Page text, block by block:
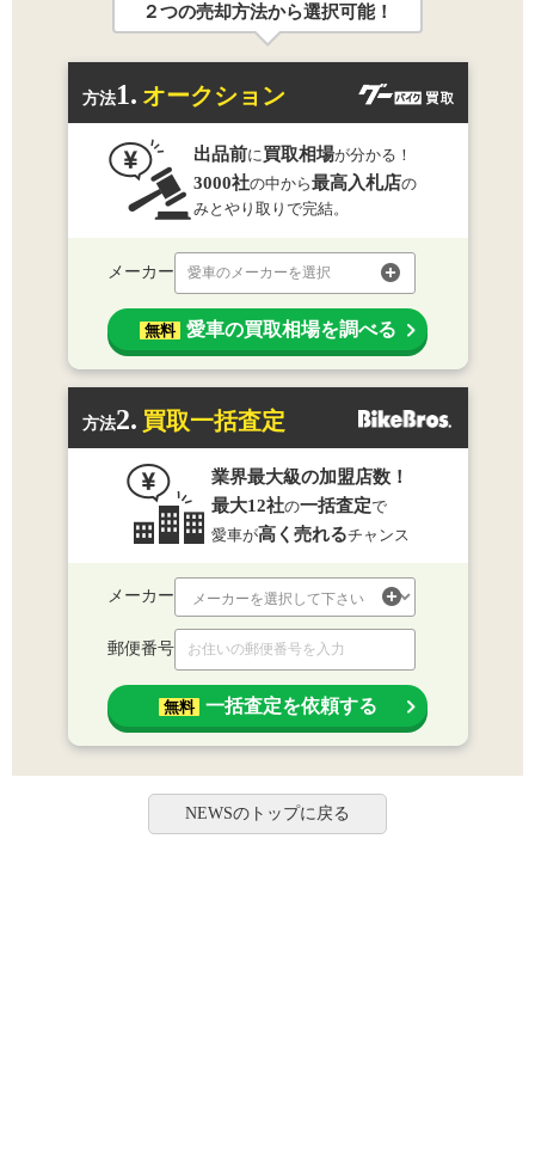
２つの売却方法から選択可能！
方法1. オークション
出品前に 買取相場が分かる！
3000社の中から最高入札店の
みとやり取りで完結。
メーカー 愛車のメーカーを選択
無料 愛車の買取相場を調べる
方法2. 買取一括査定
業界最大級の加盟店数！
最大12社の一括査定で
愛車が高く売れるチャンス
メーカー
郵便番号
無料 一括査定を依頼する
NEWSのトップに戻る